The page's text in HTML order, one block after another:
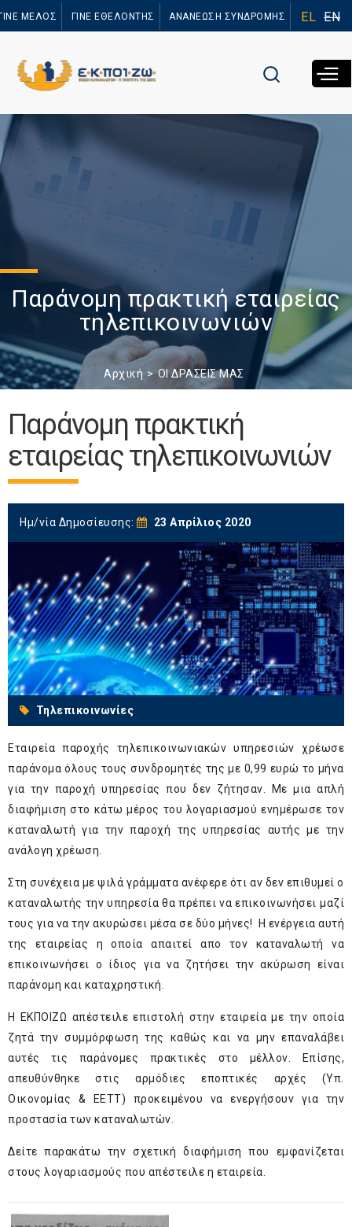
προς το
ΜΕΛΟΣ ΓΙΝΕ ΕΘΕΛΟΝΤΗΣ ΑΝΑΝΕΩΣΗ ΣΥΝΔΡΟΜΗΣ EL EN
Παράνομη πρακτική εταιρείας
τηλεπικοινωνιών
Αρχική ΟΙ ΔΡΑΣΕΙΣ ΜΑΣ
Παράνομη πρακτική
εταιρείας τηλεπικοινωνιών
Ημ/νία Δημοσίευσης: 23 Απρίλιος 2020
Τηλεπικοινωνίες
Εταιρεία παροχής τηλεπικοινωνιακών υπηρεσιών χρέωσε
παράνομα όλους τους συνδρομητές της με 0,99 ευρώ το μήνα
για την παροχή υπηρεσίας που δεν ζήτησαν. Με μια απλή
διαφήμιση στο κάτω μέρος του λογαριασμού ενημέρωσε τον
καταναλωτή για την παροχή της υπηρεσίας αυτής με την
ανάλογη χρέωση.
Στη συνέχεια με ψιλά γράμματα ανέφερε ότι αν δεν επιθυμεί ο
καταναλωτής την υπηρεσία θα πρέπει να επικοινωνήσει μαζί
τους για να την ακυρώσει μέσα σε δύο μήνες! Η ενέργεια αυτή
της εταιρείας η οποία απαιτεί απο τον καταναλωτή να
επικοινωνήσει ο ίδιος για να ζητήσει την ακύρωση είναι
παράνομη και καταχρηστική.
Η ΕΚΠΟΙΖΩ απέστειλε επιστολή στην εταιρεία με την οποία
ζητά την συμμόρφωση της καθώς και να μην επαναλάβει
αυτές τις παράνομες πρακτικές στο μέλλον. Επίσης,
απευθύνθηκε στις αρμόδιες εποπτικές αρχές (Υπ.
Οικονομίας & ΕΕΤΤ) προκειμένου να ενεργήσουν για την
προστασία των καταναλωτών.
Δείτε παρακάτω την σχετική διαφήμιση που εμφανίζεται
στους λογαριασμούς που απέστειλε η εταιρεία.